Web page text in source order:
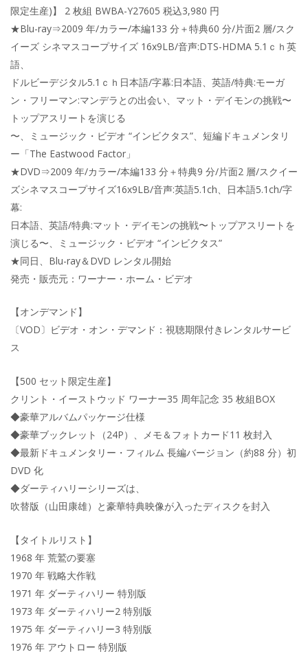
限定生産)】 2 枚組 BWBA-Y27605 税込3,980 円
★Blu-ray⇒2009 年/カラー/本編133 分＋特典60 分/片面2 層/スク
イーズ シネマスコープサイズ 16x9LB/音声:DTS-HDMA 5.1ｃｈ英
語、
ドルビーデジタル5.1ｃｈ日本語/字幕:日本語、英語/特典:モーガ
ン・フリーマン:マンデラとの出会い、マット・デイモンの挑戦〜
トップアスリートを演じる
〜、ミュージック・ビデオ “インビクタス”、短編ドキュメンタリ
ー「The Eastwood Factor」
★DVD⇒2009 年/カラー/本編133 分＋特典9 分/片面2 層/スクイー
ズシネマスコープサイズ16x9LB/音声:英語5.1ch、日本語5.1ch/字
幕:
日本語、英語/特典:マット・デイモンの挑戦〜トップアスリートを
演じる〜、ミュージック・ビデオ “インビクタス”
★同日、Blu-ray＆DVD レンタル開始
発売・販売元：ワーナー・ホーム・ビデオ
【オンデマンド】
〔VOD〕ビデオ・オン・デマンド：視聴期限付きレンタルサービ
ス
【500 セット限定生産】
クリント・イーストウッド ワーナー35 周年記念 35 枚組BOX
◆豪華アルバムパッケージ仕様
◆豪華ブックレット（24P）、メモ＆フォトカード11 枚封入
◆最新ドキュメンタリー・フィルム 長編バージョン（約88 分）初
DVD 化
◆ダーティハリーシリーズは、
吹替版（山田康雄）と豪華特典映像が入ったディスクを封入
【タイトルリスト】
1968 年 荒鷲の要塞
1970 年 戦略大作戦
1971 年 ダーティハリー 特別版
1973 年 ダーティハリー2 特別版
1975 年 ダーティハリー3 特別版
1976 年 アウトロー 特別版